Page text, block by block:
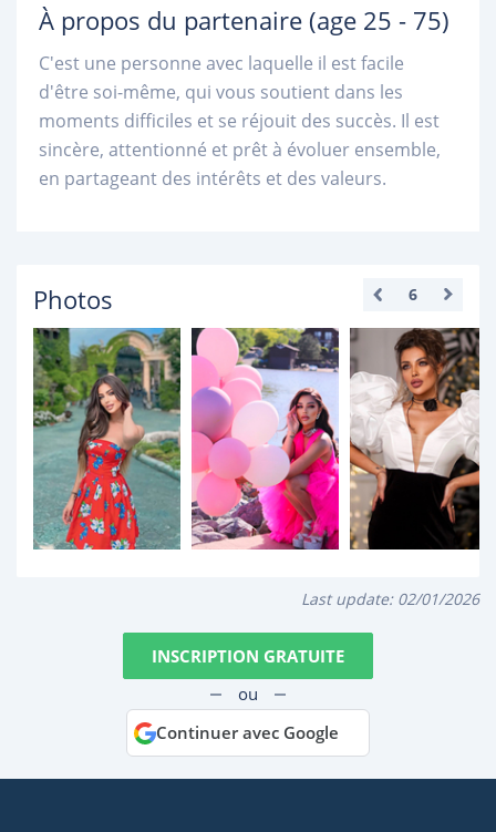
À propos du partenaire (age 25 - 75)
C'est une personne avec laquelle il est facile
d'être soi-même, qui vous soutient dans les
moments difficiles et se réjouit des succès. Il est
sincère, attentionné et prêt à évoluer ensemble,
en partageant des intérêts et des valeurs.
Photos 6
Last update: 02/01/2026
INSCRIPTION GRATUITE
ou
Continuer avec Google